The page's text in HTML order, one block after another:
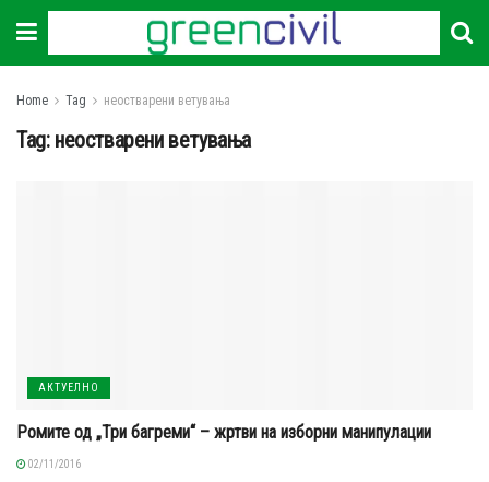
Home Tag неостварени ветувања
Tag: неостварени ветувања
АКТУЕЛНО
Ромите од „Три багреми“ – жртви на изборни манипулации
02/11/2016